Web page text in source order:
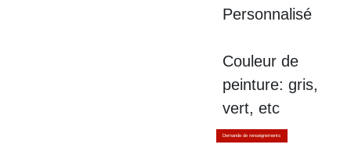
Personnalisé
Couleur de
peinture: gris,
vert, etc
Demande de renseignements